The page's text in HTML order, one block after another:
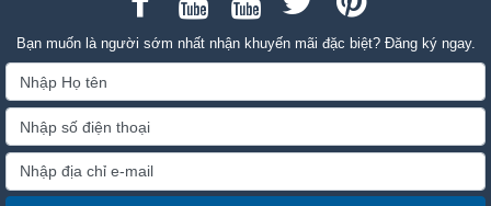
Bạn muốn là người sớm nhất nhận khuyến mãi đặc biệt? Đăng ký ngay.